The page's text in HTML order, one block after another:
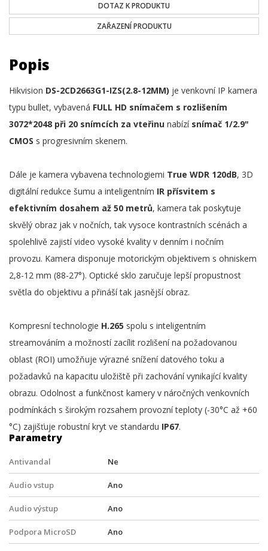
DOTAZ K PRODUKTU
ZAŘAZENÍ PRODUKTU
Popis
Hikvision DS-2CD2663G1-IZS(2.8-12MM) je venkovní IP kamera
typu bullet, vybavená FULL HD snímačem s rozlišením
3072*2048 při 20 snímcích za vteřinu nabízí snímač 1/2.9"
CMOS s progresivním skenem.
Dále je kamera vybavena technologiemi True WDR 120dB, 3D
digitální redukce šumu a inteligentním IR přísvitem s
efektivním dosahem až 50 metrů, kamera tak poskytuje
skvělý obraz jak v nočních, tak vysoce kontrastních scénách a
spolehlivě zajistí video vysoké kvality v denním i nočním
provozu. Kamera disponuje motorickým objektivem s ohniskem
2,8-12 mm (88-27°). Optické sklo zaručuje lepší propustnost
světla do objektivu a přináší tak jasnější obraz.
Kompresní technologie H.265 spolu s inteligentním
streamováním a možností zacílit rozlišení na požadovanou
oblast (ROI) umožňuje výrazné snížení datového toku a
požadavků na kapacitu uložiště při zachování vynikající kvality
obrazu. Odolnost a funkčnost kamery v náročných venkovních
podmínkách s širokým rozsahem provozní teploty (-30°C až +60
°C) zajišťuje robustní kryt ve standardu IP67.
Parametry
Antivandal Ne
Audio vstup Ano
Audio výstup Ano
Podpora MicroSD Ano